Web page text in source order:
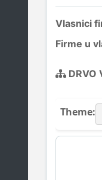
Vlasnici
Firme u
DRVO
Theme: